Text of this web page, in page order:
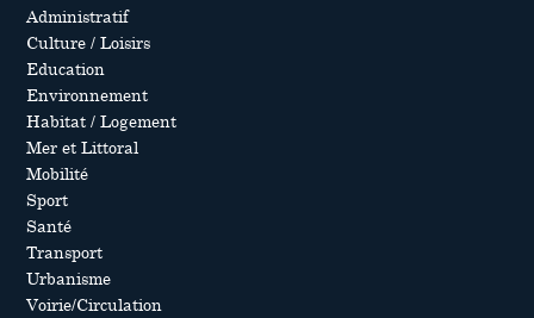
Administratif
Culture / Loisirs
Education
Environnement
Habitat / Logement
Mer et Littoral
Mobilité
Sport
Santé
Transport
Urbanisme
Voirie/Circulation